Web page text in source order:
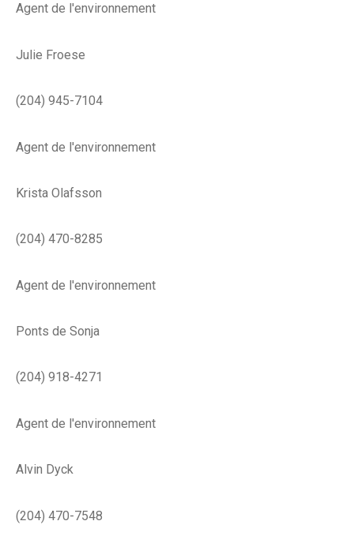
Agent de l'environnement
Julie Froese
(204) 945-7104
Agent de l'environnement
Krista Olafsson
(204) 470-8285
Agent de l'environnement
Ponts de Sonja
(204) 918-4271
Agent de l'environnement
Alvin Dyck
(204) 470-7548